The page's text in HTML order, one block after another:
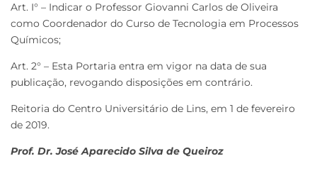
Art. I° – Indicar o Professor Giovanni Carlos de Oliveira
como Coordenador do Curso de Tecnologia em Processos
Químicos;
Art. 2° – Esta Portaria entra em vigor na data de sua
publicação, revogando disposições em contrário.
Reitoria do Centro Universitário de Lins, em 1 de fevereiro
de 2019.
Prof. Dr. José Aparecido Silva de Queiroz